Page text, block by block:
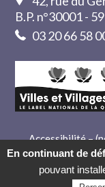
B.P. n°30001 -
03 20 66 58
Accessibilité –
En continuant de
pouvant